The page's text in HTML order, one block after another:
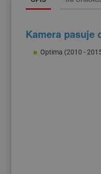
Kamera pasuje
Optima (2010 -